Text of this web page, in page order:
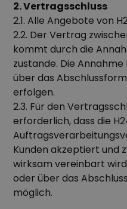
2. Vertragsschluss
2.1. Alle Angebote von
2.2. Der Vertrag
kommt durch die
zustande. Die
über das
erfolgen.
2.3. Für den
erforderlich, dass die
Kunden akzeptiert und
wirksam vereinbart
oder über das
möglich.